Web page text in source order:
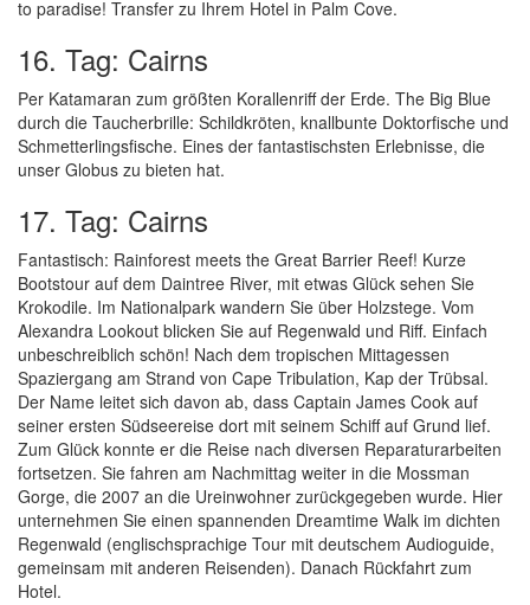
to paradise! Transfer zu Ihrem Hotel in Palm Cove.
16. Tag: Cairns
Per Katamaran zum größten Korallenriff der Erde. The Big Blue
durch die Taucherbrille: Schildkröten, knallbunte Doktorfische und
Schmetterlingsfische. Eines der fantastischsten Erlebnisse, die
unser Globus zu bieten hat.
17. Tag: Cairns
Fantastisch: Rainforest meets the Great Barrier Reef! Kurze
Bootstour auf dem Daintree River, mit etwas Glück sehen Sie
Krokodile. Im Nationalpark wandern Sie über Holzstege. Vom
Alexandra Lookout blicken Sie auf Regenwald und Riff. Einfach
unbeschreiblich schön! Nach dem tropischen Mittagessen
Spaziergang am Strand von Cape Tribulation, Kap der Trübsal.
Der Name leitet sich davon ab, dass Captain James Cook auf
seiner ersten Südseereise dort mit seinem Schiff auf Grund lief.
Zum Glück konnte er die Reise nach diversen Reparaturarbeiten
fortsetzen. Sie fahren am Nachmittag weiter in die Mossman
Gorge, die 2007 an die Ureinwohner zurückgegeben wurde. Hier
unternehmen Sie einen spannenden Dreamtime Walk im dichten
Regenwald (englischsprachige Tour mit deutschem Audioguide,
gemeinsam mit anderen Reisenden). Danach Rückfahrt zum
Hotel.